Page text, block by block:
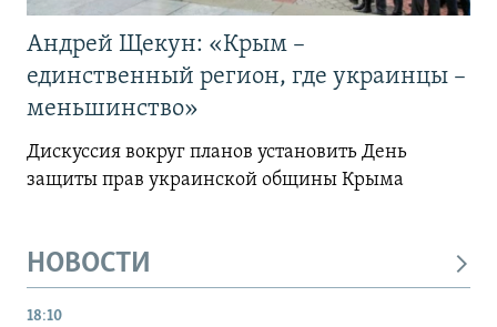
Андрей Щекун: «Крым –
единственный регион, где украинцы –
меньшинство»
Дискуссия вокруг планов установить День
защиты прав украинской общины Крыма
НОВОСТИ
18:10